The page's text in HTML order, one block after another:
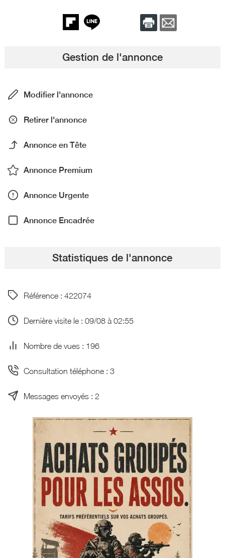
Gestion de l'annonce
Modifier l'annonce
Retirer l'annonce
Annonce en Tête
Annonce Premium
Annonce Urgente
Annonce Encadrée
Statistiques de l'annonce
Référence : 422074
Dernière visite le : 09/08 à 02:55
Nombre de vues : 196
Consultation téléphone : 3
Messages envoyés : 2